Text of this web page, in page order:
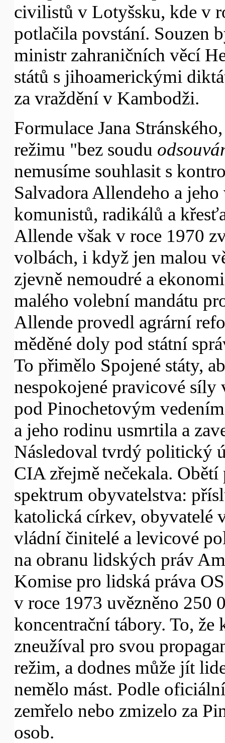
civilistů v Lotyšsku, kde v
potlačila povstání. Souzen
ministr zahraničních věcí
států s jihoamerickými
za vraždění v Kambodži.
Formulace Jana
režimu "bez soudu
nemusíme souhlasit s
Salvadora Allendeho a
komunistů, radikálů a
Allende však v roce 1970
volbách, i když jen malou
zjevně nemoudré a
malého volební mandátu
Allende provedl agrární
měděné doly pod státní
To přimělo Spojené státy,
nespokojené pravicové síly
pod Pinochetovým
a jeho rodinu usmrtila a
Následoval tvrdý politický
CIA zřejmě nečekala.
spektrum obyvatelstva:
katolická církev, obyvatelé
vládní činitelé a levicové
na obranu lidských práv
Komise pro lidská práva
v roce 1973 uvězněno 250
koncentrační tábory. To,
zneužíval pro svou
režim, a dodnes může jít
nemělo mást. Podle
zemřelo nebo zmizelo za
osob.